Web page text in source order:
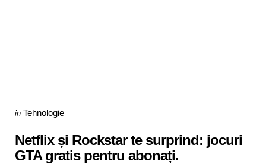
Categories
Posted
in Tehnologie
Netflix și Rockstar te surprind: jocuri
GTA gratis pentru abonați.